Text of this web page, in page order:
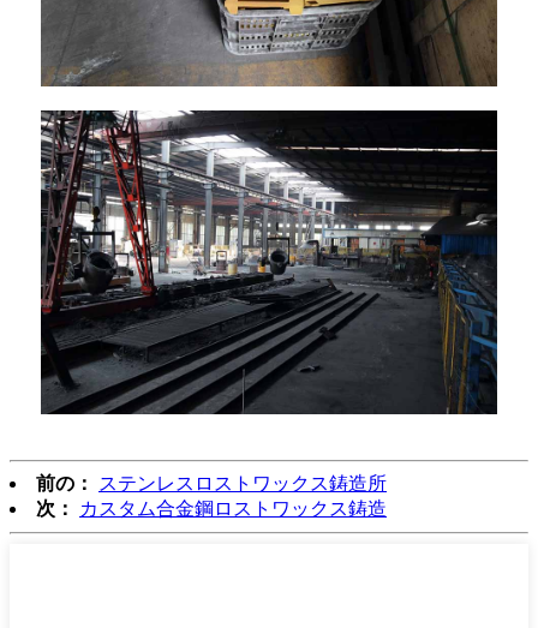
前の：
ステンレスロストワックス鋳造所
次：
カスタム合金鋼ロストワックス鋳造